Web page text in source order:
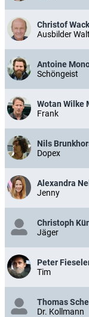
Christof
Ausbilder
Antoine
Schöngeist
Wotan Wilke
Frank
Nils
Dopex
Alexandra
Jenny
Christoph
Jäger
Peter
Tim
Thomas
Dr. Kollmann